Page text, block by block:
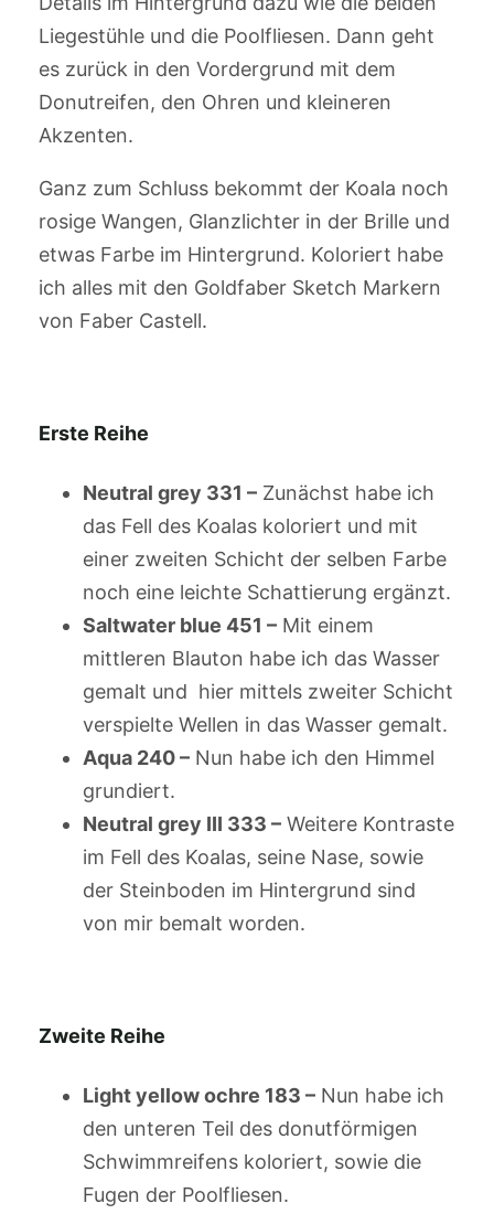
Liegestühle und die Poolfliesen. Dann geht
es zurück in den Vordergrund mit dem
Donutreifen, den Ohren und kleineren
Akzenten.
Ganz zum Schluss bekommt der Koala noch
rosige Wangen, Glanzlichter in der Brille und
etwas Farbe im Hintergrund. Koloriert habe
ich alles mit den Goldfaber Sketch Markern
von Faber Castell.
Erste Reihe
Neutral grey 331 –Zunächst habe ich
das Fell des Koalas koloriert und mit
einer zweiten Schicht der selben Farbe
noch eine leichte Schattierung ergänzt.
Saltwater blue 451 –Mit einem
mittleren Blauton habe ich das Wasser
gemalt und hier mittels zweiter Schicht
verspielte Wellen in das Wasser gemalt.
Aqua 240 –Nun habe ich den Himmel
grundiert.
Neutral grey III 333 –Weitere Kontraste
im Fell des Koalas, seine Nase, sowie
der Steinboden im Hintergrund sind
von mir bemalt worden.
Zweite Reihe
Light yellow ochre 183 –Nun habe ich
den unteren Teil des donutförmigen
Schwimmreifens koloriert, sowie die
Fugen der Poolfliesen.